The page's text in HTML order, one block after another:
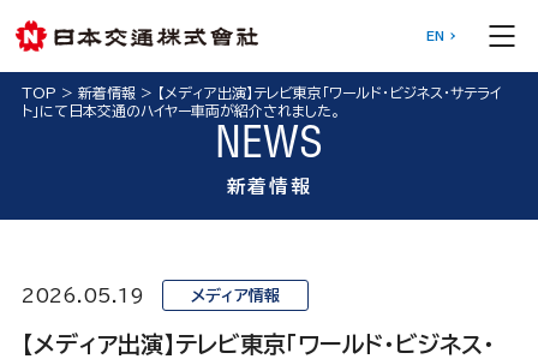
EN
TOP > 新着情報>
【メディア出演】テレビ東京「ワールド・ビジネス・サテライ
ト」にて日本交通のハイヤー車両が紹介されました。
NEWS
新着情報
2026.05.19 メディア情報
【メディア出演】テレビ東京「ワールド・ビジネス・